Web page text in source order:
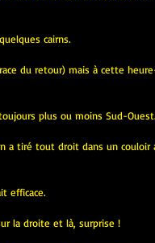
cairns.
du retour) mais à cette
plus ou moins Sud-Ouest.
a tiré tout droit dans un couloir
efficace.
la droite et là, surprise !